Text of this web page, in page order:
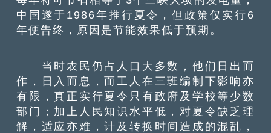
中国遂于1986年推行夏令，但政策仅实行6
年便告终，原因是节能效果低于预期。
当时农民仍占人口大多数，他们日出而
作，日入而息，而工人在三班编制下影响亦
有限，真正实行夏令只有政府及学校等少数
部门；加上人民知识水平低，对夏令缺乏理
解，适应亦难，计及转换时间造成的混乱，